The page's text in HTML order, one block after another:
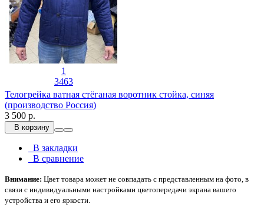
1
3463
Телогрейка ватная стёганая воротник стойка, синяя
(производство Россия)
3 500 р.
В корзину
В закладки
В сравнение
Внимание: Цвет товара может не совпадать с представленным на фото, в
связи с индивидуальными настройками цветопередачи экрана вашего
устройства и его яркости.